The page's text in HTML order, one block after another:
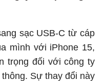
sạc USB-C từ cáp
mình với iPhone 15,
trọng đối với công ty
Sự thay đổi này